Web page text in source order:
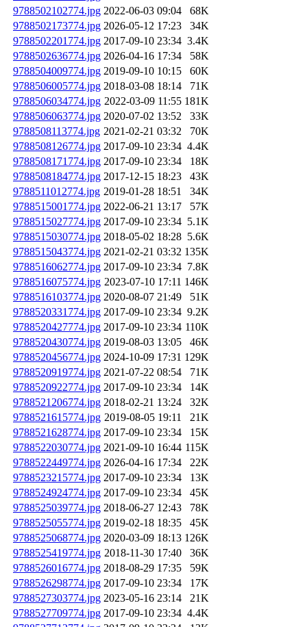
9788502102774.jpg 2022-06-03 09:04
68K
9788502173774.jpg 2026-05-12 17:23
34K
9788502201774.jpg 2017-09-10 23:34 3.4K
9788502636774.jpg 2026-04-16 17:34
58K
9788504009774.jpg 2019-09-10 10:15
60K
9788506005774.jpg 2018-03-08 18:14
71K
9788506034774.jpg 2022-03-09 11:55 181K
9788506063774.jpg 2020-07-02 13:52
33K
9788508113774.jpg 2021-02-21 03:32
70K
9788508126774.jpg 2017-09-10 23:34 4.4K
9788508171774.jpg 2017-09-10 23:34
18K
9788508184774.jpg 2017-12-15 18:23
43K
9788511012774.jpg 2019-01-28 18:51
34K
9788515001774.jpg 2022-06-21 13:17
57K
9788515027774.jpg 2017-09-10 23:34 5.1K
9788515030774.jpg 2018-05-02 18:28 5.6K
9788515043774.jpg 2021-02-21 03:32 135K
9788516062774.jpg 2017-09-10 23:34 7.8K
9788516075774.jpg 2023-07-10 17:11 146K
9788516103774.jpg 2020-08-07 21:49
51K
9788520331774.jpg 2017-09-10 23:34 9.2K
9788520427774.jpg 2017-09-10 23:34 110K
9788520430774.jpg 2019-08-03 13:05
46K
9788520456774.jpg 2024-10-09 17:31 129K
9788520919774.jpg 2021-07-22 08:54
71K
9788520922774.jpg 2017-09-10 23:34
14K
9788521206774.jpg 2018-02-21 13:24
32K
9788521615774.jpg 2019-08-05 19:11
21K
9788521628774.jpg 2017-09-10 23:34
15K
9788522030774.jpg 2021-09-10 16:44 115K
9788522449774.jpg 2026-04-16 17:34
22K
9788523215774.jpg 2017-09-10 23:34
13K
9788524924774.jpg 2017-09-10 23:34
45K
9788525039774.jpg 2018-06-27 12:43
78K
9788525055774.jpg 2019-02-18 18:35
45K
9788525068774.jpg 2020-03-09 18:13 126K
9788525419774.jpg 2018-11-30 17:40
36K
9788526016774.jpg 2018-08-29 17:35
59K
9788526298774.jpg 2017-09-10 23:34
17K
9788527303774.jpg 2023-05-16 23:14
21K
9788527709774.jpg 2017-09-10 23:34 4.4K